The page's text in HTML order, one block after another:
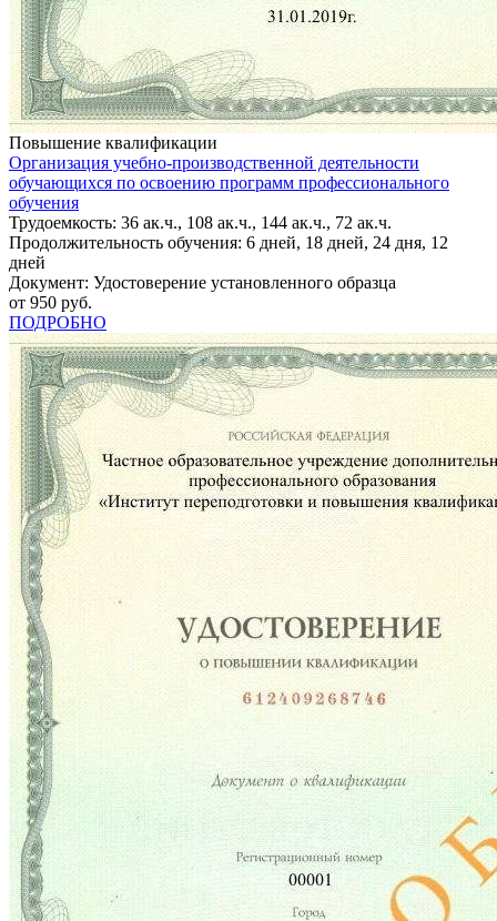
Повышение квалификации
Организация учебно-производственной деятельности
обучающихся по освоению программ профессионального
обучения
Трудоемкость: 36 ак.ч., 108 ак.ч., 144 ак.ч., 72 ак.ч.
Продолжительность обучения: 6 дней, 18 дней, 24 дня, 12
дней
Документ: Удостоверение установленного образца
от 950 руб.
ПОДРОБНО